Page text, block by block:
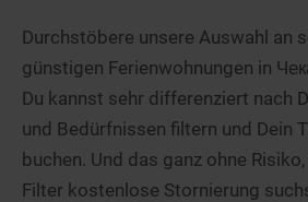
Durchstöbere unsere Auswahl an
günstigen Ferienwohnungen in
Du kannst sehr differenziert nach
und Bedürfnissen filtern und Dein
buchen. Und das ganz ohne
Filter kostenlose Stornierung